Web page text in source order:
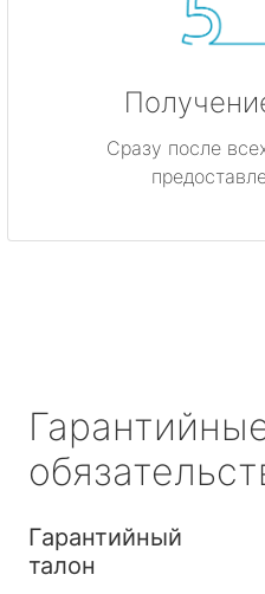
Сразу после
Гарантийный
талон